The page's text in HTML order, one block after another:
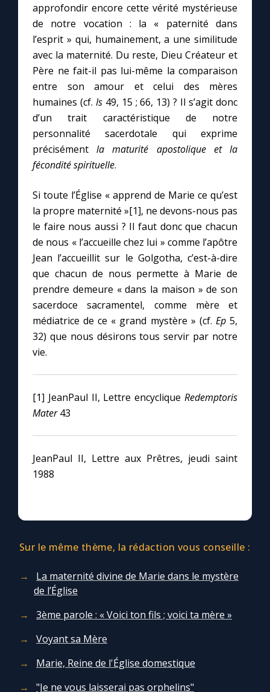
approfondir encore cette vérité mystérieuse
de notre vocation : la « paternité dans
l’esprit » qui, humainement, a une similitude
avec la maternité. Du reste, Dieu Créateur et
Père ne fait-il pas lui-même la comparaison
entre son amour et celui des mères
humaines (cf. Is49, 15 ; 66, 13) ? Il s’agit donc
d’un trait caractéristique de notre
personnalité sacerdotale qui exprime
précisémentla maturité apostolique et la
fécondité spirituelle.
Si toute l’Église « apprend de Marie ce qu’est
la propre maternité »[1], ne devons-nous pas
le faire nous aussi ? Il faut donc que chacun
de nous « l’accueille chez lui » comme l’apôtre
Jean l’accueillit sur le Golgotha, c’est-à-dire
que chacun de nous permette à Marie de
prendre demeure « dans la maison » de son
sacerdoce sacramentel, comme mère et
médiatrice de ce « grand mystère » (cf. Ep5,
32) que nous désirons tous servir par notre
vie.
[1] JeanPaul II, Lettre encyclique Redemptoris
Mater43
JeanPaul II, Lettre aux Prêtres, jeudi saint
1988
Sur le même thème, la rédaction vous conseille :
La maternité divine de Marie dans le mystère
de l’Église
3ème parole : « Voici ton fils ; voici ta mère »
Voyant sa Mère
Marie, Reine de l'Église domestique
"Je ne vous laisserai pas orphelins"